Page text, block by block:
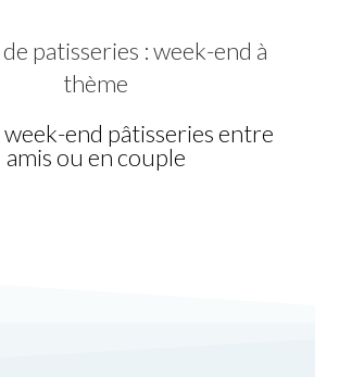
end pâtisseries entre
amis ou en couple